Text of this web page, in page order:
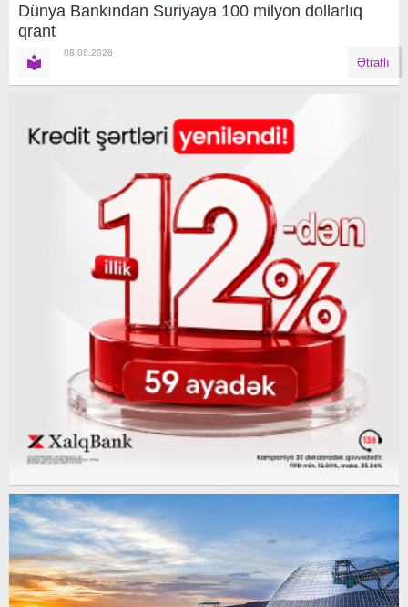
Dünya Bankından Suriyaya 100 milyon dollarlıq
qrant
08.08.2026
Ətraflı